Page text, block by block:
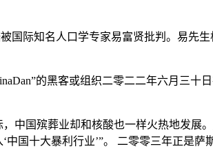
国际知名人口学专家易富贤批判。易先
的黑客或组织二零二二年六月三十
中国殡葬业却和核酸也一样火热地发展
国十大暴利行业’”。 二零零三年正是萨